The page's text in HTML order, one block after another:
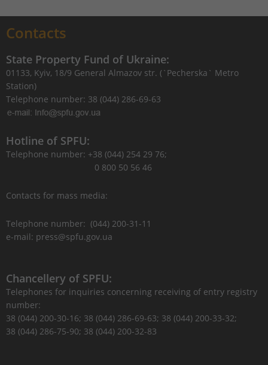
Contacts
State Property Fund of Ukraine:
01133, Kyiv, 18/9 General Almazov str. (`Pecherska` Metro
Station)
Telephone number: 38 (044) 286-69-63
Hotline of SPFU:
Telephone number: +38 (044) 254 29 76;
0 800 50 56 46
Contacts for mass media:
Telephone number: (044) 200-31-11
e-mail: press@spfu.gov.ua
Chancellery of SPFU:
Telephones for inquiries concerning receiving of entry registry
number:
38 (044) 200-30-16; 38 (044) 286-69-63; 38 (044) 200-33-32;
38 (044) 286-75-90; 38 (044) 200-32-83